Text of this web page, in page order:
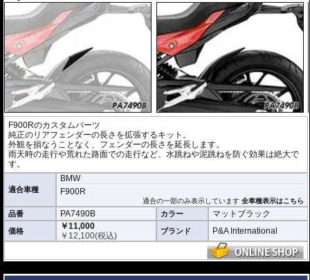
F900Rのカスタムパーツ
純正のリアフェンダーの長さを拡張するキット。
外観を損なうことなく、フェンダーの長さを延長します。
雨天時の走行や荒れた路面での走行など、水跳ねや泥跳ねを防ぐ効果は絶大で
す。
適合車種
BMW
F900R
適合の一部のみ表示しています全車種表示はこちら
品番 PA7490B カラー マットブラック
価格
￥11,000
￥ 12,100(税込) ブランド P&A International